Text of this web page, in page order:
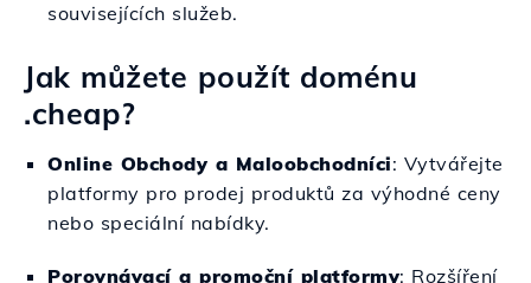
souvisejících služeb.
Jak můžete použít doménu
.cheap?
Online Obchody a Maloobchodníci: Vytvářejte
platformy pro prodej produktů za výhodné ceny
nebo speciální nabídky.
Porovnávací a promoční platformy: Rozšíření